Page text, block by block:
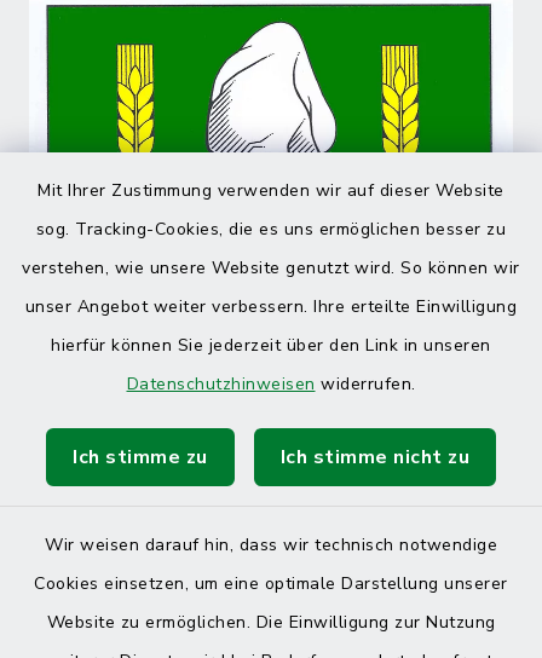
Mit Ihrer Zustimmung verwenden wir auf dieser Website
sog. Tracking-Cookies, die es uns ermöglichen besser zu
verstehen, wie unsere Website genutzt wird. So können wir
unser Angebot weiter verbessern. Ihre erteilte Einwilligung
hierfür können Sie jederzeit über den Link in unseren
Datenschutzhinweisen widerrufen.
Ich stimme zu Ich stimme nicht zu
Wir weisen darauf hin, dass wir technisch notwendige
Cookies einsetzen, um eine optimale Darstellung unserer
Website zu ermöglichen. Die Einwilligung zur Nutzung